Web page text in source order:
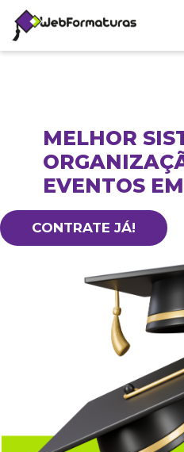
MELHOR
EVENTOS
CONTRATE JÁ!